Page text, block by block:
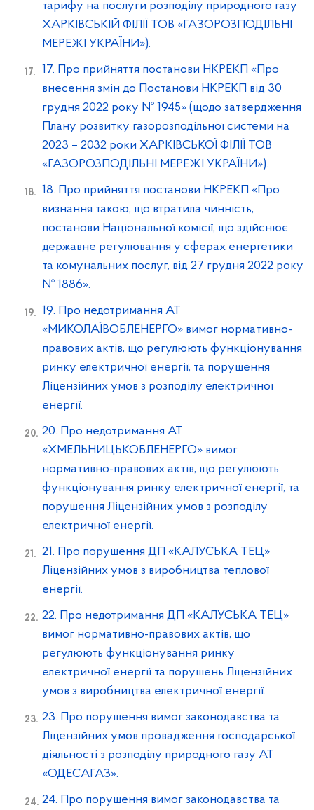
тарифу на послуги розподілу природного газу
ХАРКІВСЬКІЙ ФІЛІЇ ТОВ «ГАЗОРОЗПОДІЛЬНІ
МЕРЕЖІ УКРАЇНИ»).
17. Про прийняття постанови НКРЕКП «Про
внесення змін до Постанови НКРЕКП від 30
грудня 2022 року № 1945» (щодо затвердження
Плану розвитку газорозподільної системи на
2023 – 2032 роки ХАРКІВСЬКОЇ ФІЛІЇ ТОВ
«ГАЗОРОЗПОДІЛЬНІ МЕРЕЖІ УКРАЇНИ»).
18. Про прийняття постанови НКРЕКП «Про
визнання такою, що втратила чинність,
постанови Національної комісії, що здійснює
державне регулювання у сферах енергетики
та комунальних послуг, від 27 грудня 2022 року
№ 1886».
19. Про недотримання АТ
«МИКОЛАЇВОБЛЕНЕРГО» вимог нормативно-
правових актів, що регулюють функціонування
ринку електричної енергії, та порушення
Ліцензійних умов з розподілу електричної
енергії.
20. Про недотримання АТ
«ХМЕЛЬНИЦЬКОБЛЕНЕРГО» вимог
нормативно-правових актів, що регулюють
функціонування ринку електричної енергії, та
порушення Ліцензійних умов з розподілу
електричної енергії.
21. Про порушення ДП «КАЛУСЬКА ТЕЦ»
Ліцензійних умов з виробництва теплової
енергії.
22. Про недотримання ДП «КАЛУСЬКА ТЕЦ»
вимог нормативно-правових актів, що
регулюють функціонування ринку
електричної енергії та порушень Ліцензійних
умов з виробництва електричної енергії.
23. Про порушення вимог законодавства та
Ліцензійних умов провадження господарської
діяльності з розподілу природного газу АТ
«ОДЕСАГАЗ».
24. Про порушення вимог законодавства та